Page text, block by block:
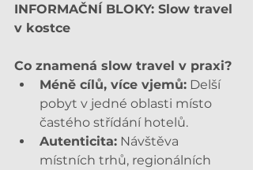
INFORMAČNÍ BLOKY: Slow travel
v kostce
Co znamená slow travel v praxi?
Méně cílů, více vjemů: Delší
pobyt v jedné oblasti místo
častého střídání hotelů.
Autenticita: Návštěva
místních trhů, regionálních